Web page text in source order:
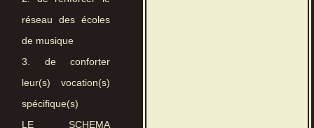
réseau des écoles
de musique
3. de conforter
leur(s) vocation(s)
spécifique(s)
LE SCHEMA